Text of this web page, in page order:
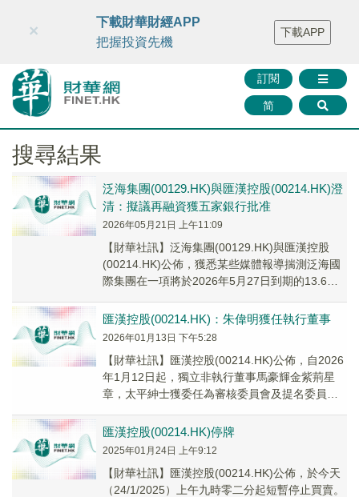
財華智庫網 FINTV FINMETA 財華證券 媒體矩陣
智庫沙龍
聯絡我們
訂閱
简
×
下載財華財經APP
把握投資先機
下載APP
搜尋結果
泛海集團(00129.HK)與匯漢控股(00214.HK)澄
清：擬議再融資獲五家銀行批准
2026年05月21日 上午11:09
​【財華社訊】泛海集團(00129.HK)與匯漢控股
(00214.HK)公佈，獲悉某些媒體報導揣測泛海國
際集團在一項將於2026年5月27日到期的13.6億
匯漢控股(00214.HK)：朱偉明獲任執行董事
2026年01月13日 下午5:28
【財華社訊】匯漢控股(00214.HK)公佈，自2026
年1月12日起，獨立非執行董事馬豪輝金紫荊星
章，太平紳士獲委任為審核委員會及提名委員會
匯漢控股(00214.HK)停牌
2025年01月24日 上午9:12
【財華社訊】匯漢控股(00214.HK)公佈，於今天
（24/1/2025）上午九時零二分起短暫停止買賣。